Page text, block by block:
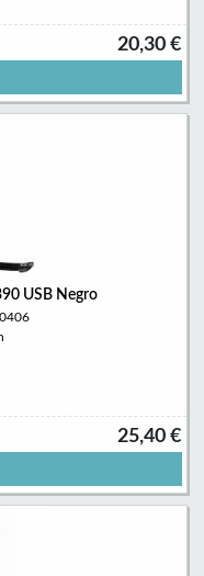
20,30 €
USB Negro
25,40 €